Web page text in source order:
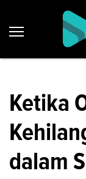
Ketika
dalam